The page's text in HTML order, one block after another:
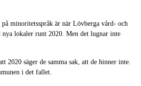
på minoritetsspråk är när Lövberga vård- och
lokaler runt 2020. Men det lugnar inte
2020 säger de samma sak, att de hinner inte.
i det fallet.